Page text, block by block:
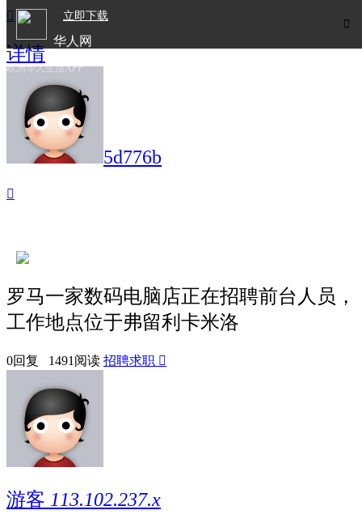

立即下载
华人网
欧洲华人生活APP

详情
5d776b

罗马一家数码电脑店正在招聘前台人员，
工作地点位于弗留利卡米洛
0回复 1491阅读 招聘求职 
游客 113.102.237.x